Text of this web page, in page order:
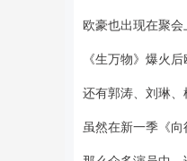
欧豪也出现在聚会
《生万物》爆火
还有郭涛、刘琳、
虽然在新一季《